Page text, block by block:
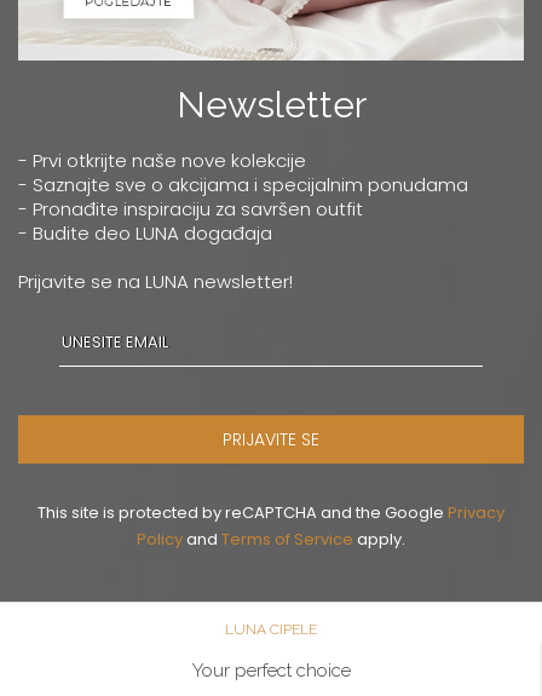
Newsletter
- Prvi otkrijte naše nove kolekcije
- Saznajte sve o akcijama i specijalnim ponudama
- Pronađite inspiraciju za savršen outfit
- Budite deo LUNA događaja
Prijavite se na LUNA newsletter!
PRIJAVITE SE
This site is protected by reCAPTCHA and the Google Privacy
Policyand Terms of Service apply.
LUNA CIPELE
Your perfect choice